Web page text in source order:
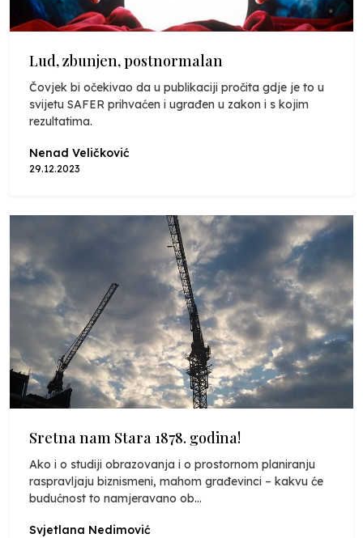
Lud, zbunjen, postnormalan
Čovjek bi očekivao da u publikaciji pročita gdje je to u
svijetu SAFER prihvaćen i ugrađen u zakon i s kojim
rezultatima.
Nenad Veličković
29.12.2023
Sretna nam Stara 1878. godina!
Ako i o studiji obrazovanja i o prostornom planiranju
raspravljaju biznismeni, mahom građevinci – kakvu će
budućnost to namjeravano ob...
Svjetlana Nedimović